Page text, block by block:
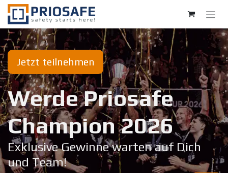
Zum Inhalt springen
Jetzt teilnehmen
Werde Priosafe
Champion 20​26
Exklusive Gewinne warten auf Dich
und Team!